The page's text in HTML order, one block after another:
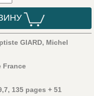
GIARD, Michel
France
135 pages + 51